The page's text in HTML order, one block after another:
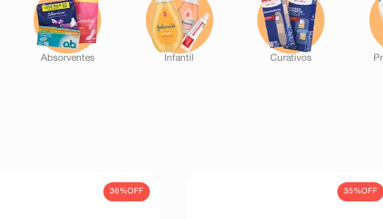
36%OFF 35%OFF